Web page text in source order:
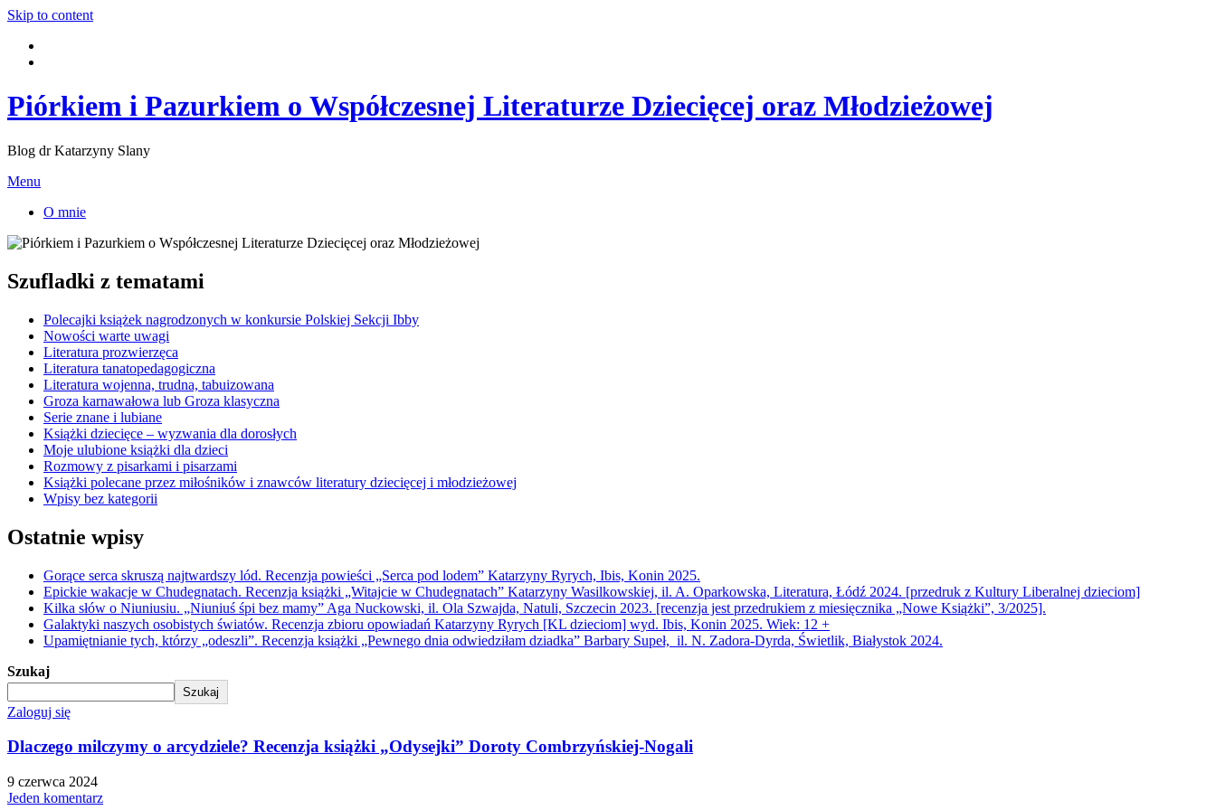
Skip to content
Piórkiem i Pazurkiem o Współczesnej Literaturze Dziecięcej oraz Młodzieżowej
Blog dr Katarzyny Slany
Menu
O mnie
Szufladki z tematami
Polecajki książek nagrodzonych w konkursie Polskiej Sekcji Ibby
Nowości warte uwagi
Literatura prozwierzęca
Literatura tanatopedagogiczna
Literatura wojenna, trudna, tabuizowana
Groza karnawałowa lub Groza klasyczna
Serie znane i lubiane
Książki dziecięce – wyzwania dla dorosłych
Moje ulubione książki dla dzieci
Rozmowy z pisarkami i pisarzami
Książki polecane przez miłośników i znawców literatury dziecięcej i młodzieżowej
Wpisy bez kategorii
Ostatnie wpisy
Gorące serca skruszą najtwardszy lód. Recenzja powieści „Serca pod lodem” Katarzyny Ryrych, Ibis, Konin 2025.
Epickie wakacje w Chudegnatach. Recenzja książki „Witajcie w Chudegnatach” Katarzyny Wasilkowskiej, il. A. Oparkowska, Literatura, Łódź 2024. [przedruk z Kultury Liberalnej dzieciom]
Kilka słów o Niuniusiu. „Niuniuś śpi bez mamy” Aga Nuckowski, il. Ola Szwajda, Natuli, Szczecin 2023. [recenzja jest przedrukiem z miesięcznika „Nowe Książki”, 3/2025].
Galaktyki naszych osobistych światów. Recenzja zbioru opowiadań Katarzyny Ryrych [KL dzieciom] wyd. Ibis, Konin 2025. Wiek: 12 +
Upamiętnianie tych, którzy „odeszli”. Recenzja książki „Pewnego dnia odwiedziłam dziadka” Barbary Supeł, il. N. Zadora-Dyrda, Świetlik, Białystok 2024.
Szukaj
Szukaj
Zaloguj się
Dlaczego milczymy o arcydziele? Recenzja książki „Odysejki” Doroty Combrzyńskiej-Nogali
9 czerwca 2024
Jeden komentarz